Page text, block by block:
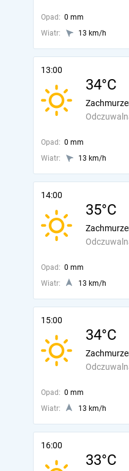
Opad: 0 mm
Wiatr:
13 km/h
13:00
34°C
Opad: 0 mm
Wiatr:
13 km/h
14:00
35°C
Opad: 0 mm
Wiatr:
13 km/h
15:00
34°C
Opad: 0 mm
Wiatr:
13 km/h
16:00
33°C